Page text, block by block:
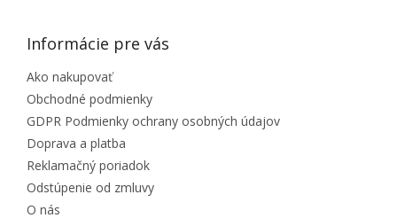
Informácie pre vás
Ako nakupovať
Obchodné podmienky
GDPR Podmienky ochrany osobných údajov
Doprava a platba
Reklamačný poriadok
Odstúpenie od zmluvy
O nás